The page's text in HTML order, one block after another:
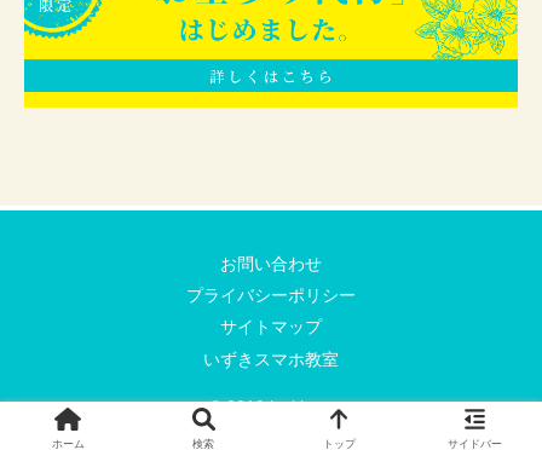
お問い合わせ
プライバシーポリシー
サイトマップ
いずきスマホ教室
© 2019 izuki.net
ホーム 検索 トップ サイドバー